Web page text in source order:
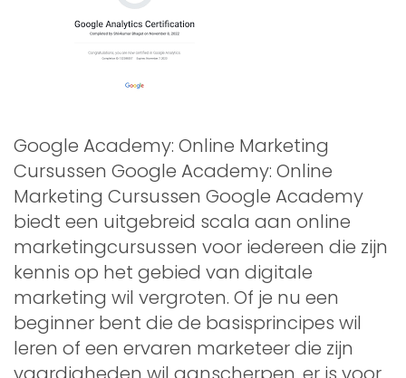
Google Academy: Online Marketing
Cursussen Google Academy: Online
Marketing Cursussen Google Academy
biedt een uitgebreid scala aan online
marketingcursussen voor iedereen die zijn
kennis op het gebied van digitale
marketing wil vergroten. Of je nu een
beginner bent die de basisprincipes wil
leren of een ervaren marketeer die zijn